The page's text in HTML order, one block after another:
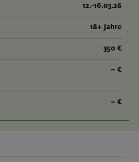
12.-16.03.26
18+ Jahre
350 €
– €
– €